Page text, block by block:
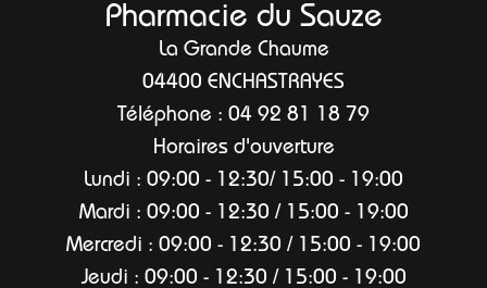
Pharmacie du Sauze
La Grande Chaume
04400 ENCHASTRAYES
Téléphone : 04 92 81 18 79
Horaires d'ouverture
Lundi : 09:00 - 12:30/ 15:00 - 19:00
Mardi : 09:00 - 12:30 / 15:00 - 19:00
Mercredi : 09:00 - 12:30 / 15:00 - 19:00
Jeudi : 09:00 - 12:30 / 15:00 - 19:00